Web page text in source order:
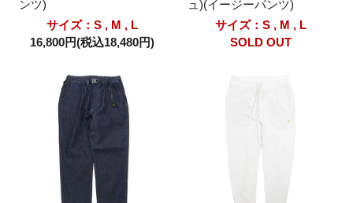
ンツ)
サイズ：S , M , L
16,800円(税込18,480円)
ュ)(イージーパンツ)
サイズ：S , M , L
SOLD OUT